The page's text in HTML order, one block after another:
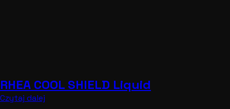
RHEA COOL SHIELD Liquid
Czytaj dalej